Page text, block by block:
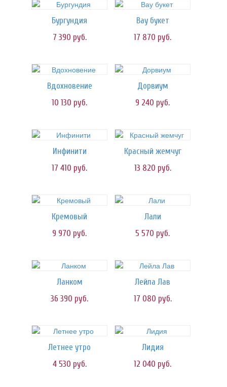
Бургундия
7 390 руб.
Вау букет
17 870 руб.
Вдохновение
10 130 руб.
Дорвиум
9 240 руб.
Инфинити
17 410 руб.
Красный жемчуг
13 820 руб.
Кремовый
9 970 руб.
Лали
5 570 руб.
Ланком
36 390 руб.
Лейла Лав
17 080 руб.
Летнее утро
4 530 руб.
Лидия
12 040 руб.